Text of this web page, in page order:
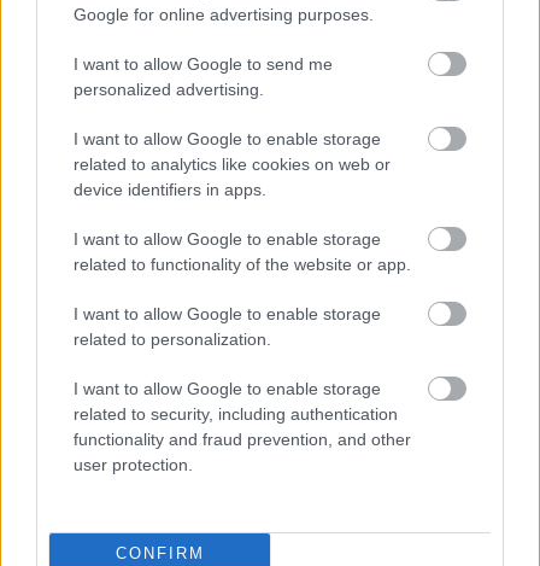
Google for online advertising purposes.
I want to allow Google to send me
personalized advertising.
I want to allow Google to enable storage
related to analytics like cookies on web or
device identifiers in apps.
I want to allow Google to enable storage
related to functionality of the website or app.
I want to allow Google to enable storage
related to personalization.
I want to allow Google to enable storage
related to security, including authentication
functionality and fraud prevention, and other
user protection.
CONFIRM
Deva a Facebookon